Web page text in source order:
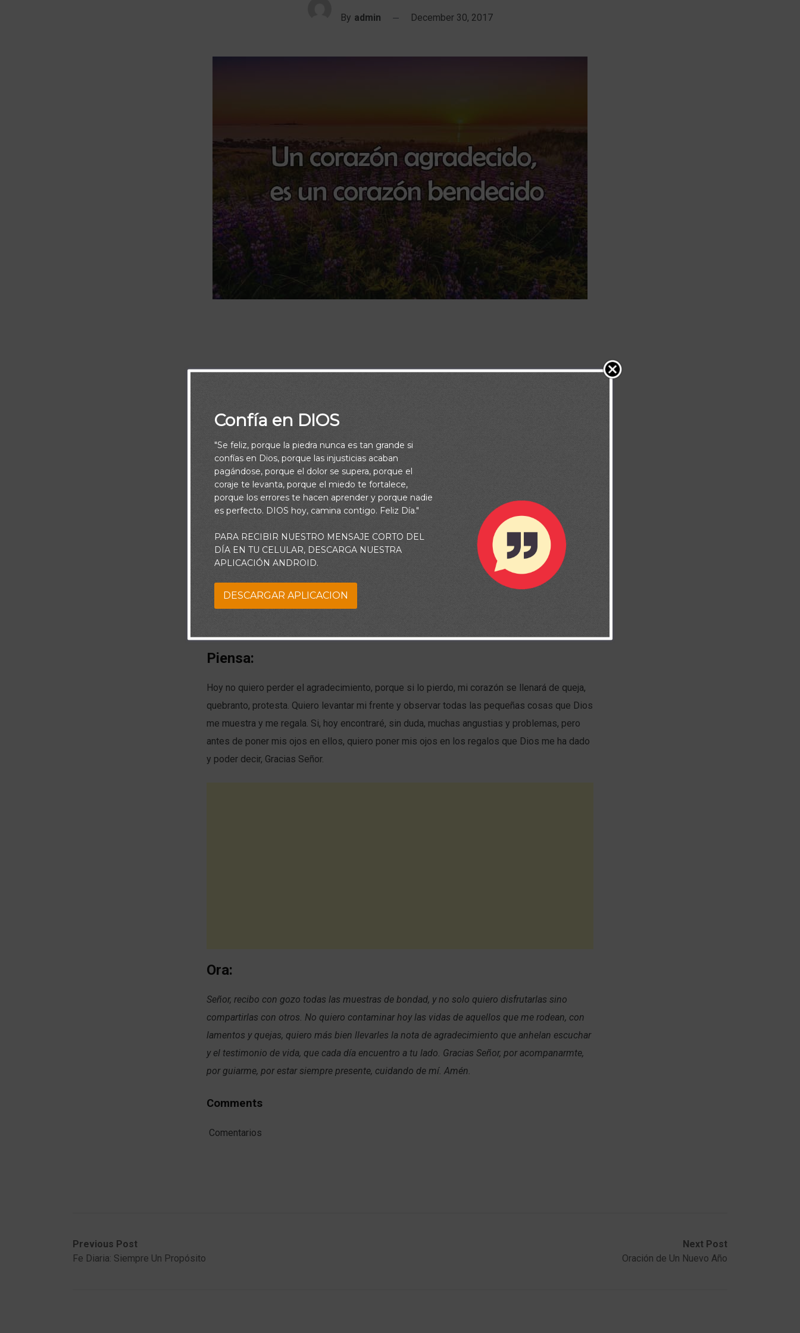
By admin December 30, 2017
“Siempre orando por vosotros, damos gracias a Dios, Padre de nuestro Señor Jesucristo”
(Colosenses 1:3)
Piensa:
Hoy no quiero perder el agradecimiento, porque si lo pierdo, mi corazón se llenará de queja,
quebranto, protesta. Quiero levantar mi frente y observar todas las pequeñas cosas que Dios
me muestra y me regala. Si, hoy encontraré, sin duda, muchas angustias y problemas, pero
antes de poner mis ojos en ellos, quiero poner mis ojos en los regalos que Dios me ha dado
y poder decir, Gracias Señor.
Ora:
Señor, recibo con gozo todas las muestras de bondad, y no solo quiero disfrutarlas sino
compartirlas con otros. No quiero contaminar hoy las vidas de aquellos que me rodean, con
lamentos y quejas, quiero más bien llevarles la nota de agradecimiento que anhelan escuchar
y el testimonio de vida, que cada día encuentro a tu lado. Gracias Señor, por acompanarmte,
por guiarme, por estar siempre presente, cuidando de mí. Amén.
Comments
Comentarios
Previous Post
Fe Diaria: Siempre Un Propósito
Next Post
Oración de Un Nuevo Año
Confía en DIOS
"Se feliz, porque la piedra nunca es tan grande si
confías en Dios, porque las injusticias acaban
pagándose, porque el dolor se supera, porque el
coraje te levanta, porque el miedo te fortalece,
porque los errores te hacen aprender y porque nadie
es perfecto. DIOS hoy, camina contigo. Feliz Día."
PARA RECIBIR NUESTRO MENSAJE CORTO DEL
DÍA EN TU CELULAR, DESCARGA NUESTRA
APLICACIÓN ANDROID.
DESCARGAR APLICACION